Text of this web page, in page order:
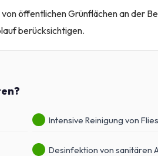
öffentlichen Grünflächen an der
berücksichtigen.
Intensive Reinigung von
Desinfektion von sanitären